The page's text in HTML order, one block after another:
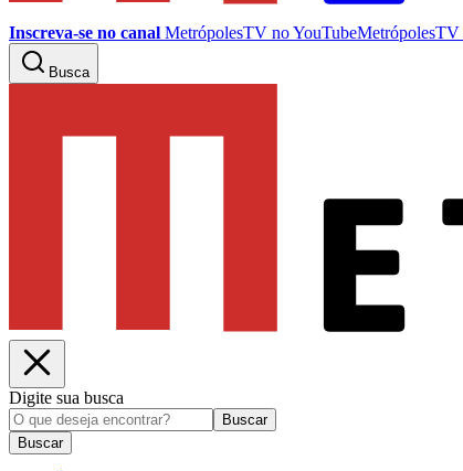
Inscreva-se no canal MetrópolesTV noYouTubeMetrópolesTV
Busca
Digite sua busca
Buscar
Buscar